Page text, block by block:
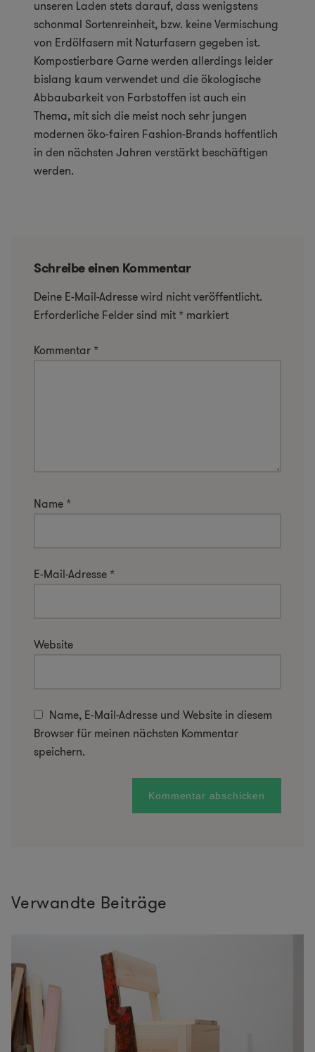
unseren Laden stets darauf, dass wenigstens
schonmal Sortenreinheit, bzw. keine Vermischung
von Erdölfasern mit Naturfasern gegeben ist.
Kompostierbare Garne werden allerdings leider
bislang kaum verwendet und die ökologische
Abbaubarkeit von Farbstoffen ist auch ein
Thema, mit sich die meist noch sehr jungen
modernen öko-fairen Fashion-Brands hoffentlich
in den nächsten Jahren verstärkt beschäftigen
werden.
Schreibe einen Kommentar
Deine E-Mail-Adresse wird nicht veröffentlicht.
Erforderliche Felder sind mit * markiert
Kommentar *
Name *
E-Mail-Adresse *
Website
Name, E-Mail-Adresse und Website in diesem
Browser für meinen nächsten Kommentar
speichern.
Verwandte Beiträge